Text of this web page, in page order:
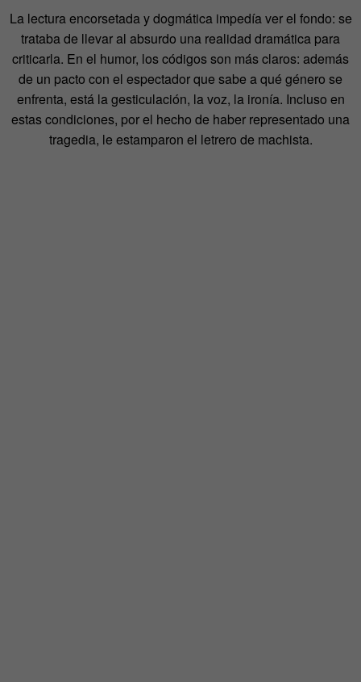
La lectura encorsetada y dogmática impedía ver el fondo: se
trataba de llevar al absurdo una realidad dramática para
criticarla. En el humor, los códigos son más claros: además
de un pacto con el espectador que sabe a qué género se
enfrenta, está la gesticulación, la voz, la ironía. Incluso en
estas condiciones, por el hecho de haber representado una
tragedia, le estamparon el letrero de machista.